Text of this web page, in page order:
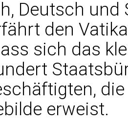
Deutsch
den
sich das
erweist.